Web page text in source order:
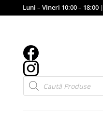
Luni – Vineri 10:00 – 18:00 |
Products
search